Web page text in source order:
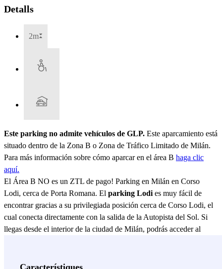
Detalls
2m
Este parking no admite vehículos de GLP. Este aparcamiento está
situado dentro de la Zona B o Zona de Tráfico Limitado de Milán.
Para más información sobre cómo aparcar en el área B haga clic
aquí.
El Área B NO es un ZTL de pago! Parking en Milán en Corso
Lodi, cerca de Porta Romana. El parking Lodi es muy fácil de
encontrar gracias a su privilegiada posición cerca de Corso Lodi, el
cual conecta directamente con la salida de la Autopista del Sol. Si
llegas desde el interior de la ciudad de Milán, podrás acceder al
parking Quick Lodi se encuentra dentro del Centro Comercial de